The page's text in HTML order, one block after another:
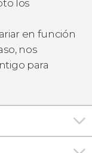
los
en función
nos
para